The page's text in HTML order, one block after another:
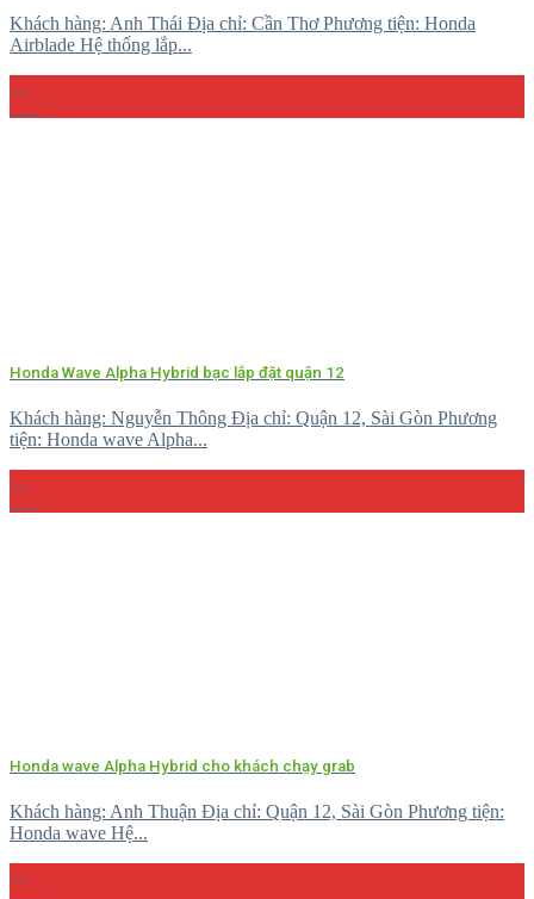
Khách hàng: Anh Thái Địa chỉ: Cần Thơ Phương tiện: Honda
Airblade Hệ thống lắp...
Honda Wave Alpha Hybrid bạc lắp đặt quận 12
Khách hàng: Nguyễn Thông Địa chỉ: Quận 12, Sài Gòn Phương
tiện: Honda wave Alpha...
Honda wave Alpha Hybrid cho khách chạy grab
Khách hàng: Anh Thuận Địa chỉ: Quận 12, Sài Gòn Phương tiện:
Honda wave Hệ...